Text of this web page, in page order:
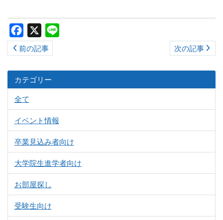
Facebook
前の記事 次の記事
カテゴリー
全て
イベント情報
卒業見込み者向け
大学院生進学者向け
お部屋探し
受験生向け